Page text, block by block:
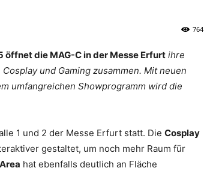
764
öffnet die MAG-C in der Messe Erfurt ihre
und Gaming zusammen. Mit neuen
umfangreichen Showprogramm wird die
1 und 2 der Messe Erfurt statt. Die Cosplay
gestaltet, um noch mehr Raum für
hat ebenfalls deutlich an Fläche